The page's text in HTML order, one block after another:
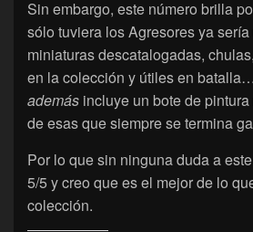
Sin embargo, este número brilla
sólo tuviera los Agresores ya
miniaturas descatalogadas,
en la colección y útiles en
además incluye un bote de
de esas que siempre se termina
Por lo que sin ninguna duda a
5/5 y creo que es el mejor de lo
colección.